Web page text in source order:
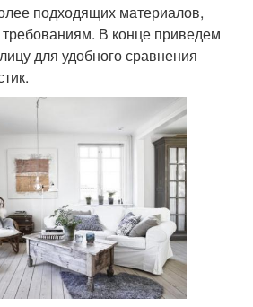
подходящих материалов,
В конце приведем
для удобного сравнения